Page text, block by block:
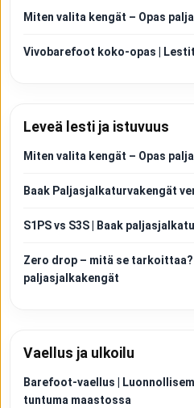
Miten valita kengät – Opas
Vivobarefoot koko-opas |
Leveä lesti ja istuvuus
Miten valita kengät – Opas
Baak Paljasjalkaturvakengät
S1PS vs S3S | Baak
Zero drop – mitä se
paljasjalkakengät
Vaellus ja ulkoilu
Barefoot-vaellus |
tuntuma maastossa